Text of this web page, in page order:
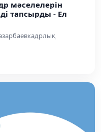
мәселелерін
тапсырды - Ел